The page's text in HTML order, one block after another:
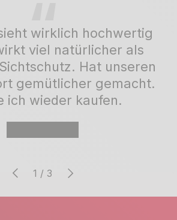
wirklich hochwertig
viel natürlicher als
Hat unseren
gemütlicher gemacht.
ich wieder kaufen.
Vorherige
1 / von
3 Nächste